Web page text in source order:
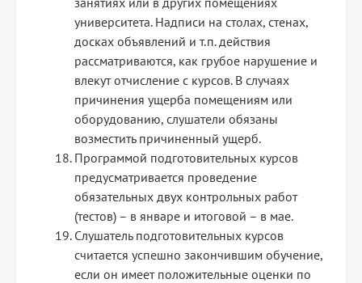
университета. Надписи на столах, стенах,
досках объявлений и т.п. действия
рассматриваются, как грубое нарушение и
влекут отчисление с курсов. В случаях
причинения ущерба помещениям или
оборудованию, слушатели обязаны
возместить причиненный ущерб.
Программой подготовительных курсов
предусматривается проведение
обязательных двух контрольных работ
(тестов) – в январе и итоговой – в мае.
Слушатель подготовительных курсов
считается успешно закончившим обучение,
если он имеет положительные оценки по